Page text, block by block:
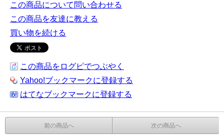
この商品について問い合わせる
この商品を友達に教える
買い物を続ける
この商品をログピでつぶやく
Yahoo!ブックマークに登録する
はてなブックマークに登録する
前の商品へ 次の商品へ